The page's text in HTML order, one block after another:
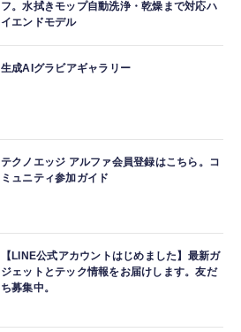
フ。水拭きモップ自動洗浄・乾燥まで対応ハ
イエンドモデル
生成AIグラビアギャラリー
テクノエッジ アルファ会員登録はこちら。コ
ミュニティ参加ガイド
【LINE公式アカウントはじめました】最新ガ
ジェットとテック情報をお届けします。友だ
ち募集中。